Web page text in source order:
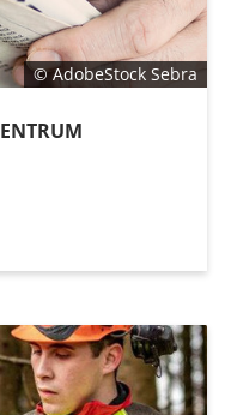
© AdobeStock Sebra